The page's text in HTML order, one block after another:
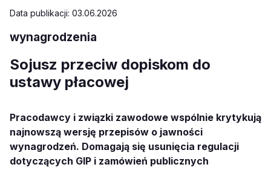
Data publikacji: 03.06.2026
wynagrodzenia
Sojusz przeciw dopiskom do
ustawy płacowej
Pracodawcy i związki zawodowe wspólnie krytykują
najnowszą wersję przepisów o jawności
wynagrodzeń. Domagają się usunięcia regulacji
dotyczących GIP i zamówień publicznych